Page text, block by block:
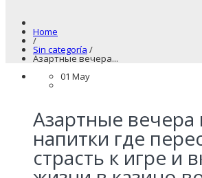
Home
/
Sin categoría /
Азартные вечера...
01 May
Азартные вечера
напитки где
страсть к игре и